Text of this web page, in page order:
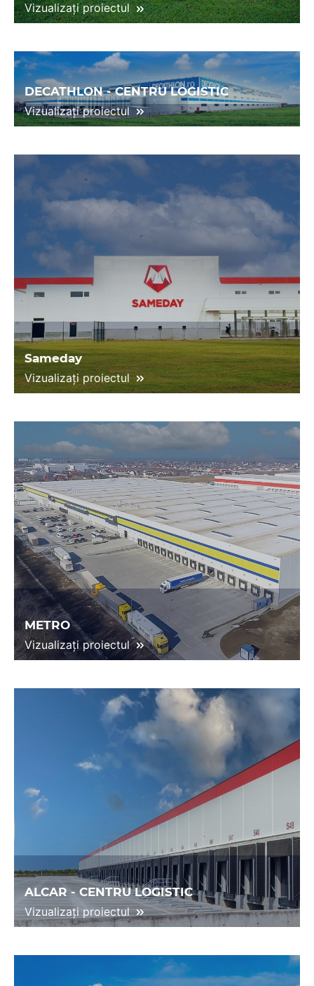
Vizualizați proiectul
DECATHLON - CENTRU LOGISTIC
Vizualizați proiectul
Sameday
Vizualizați proiectul
METRO
Vizualizați proiectul
ALCAR - CENTRU LOGISTIC
Vizualizați proiectul